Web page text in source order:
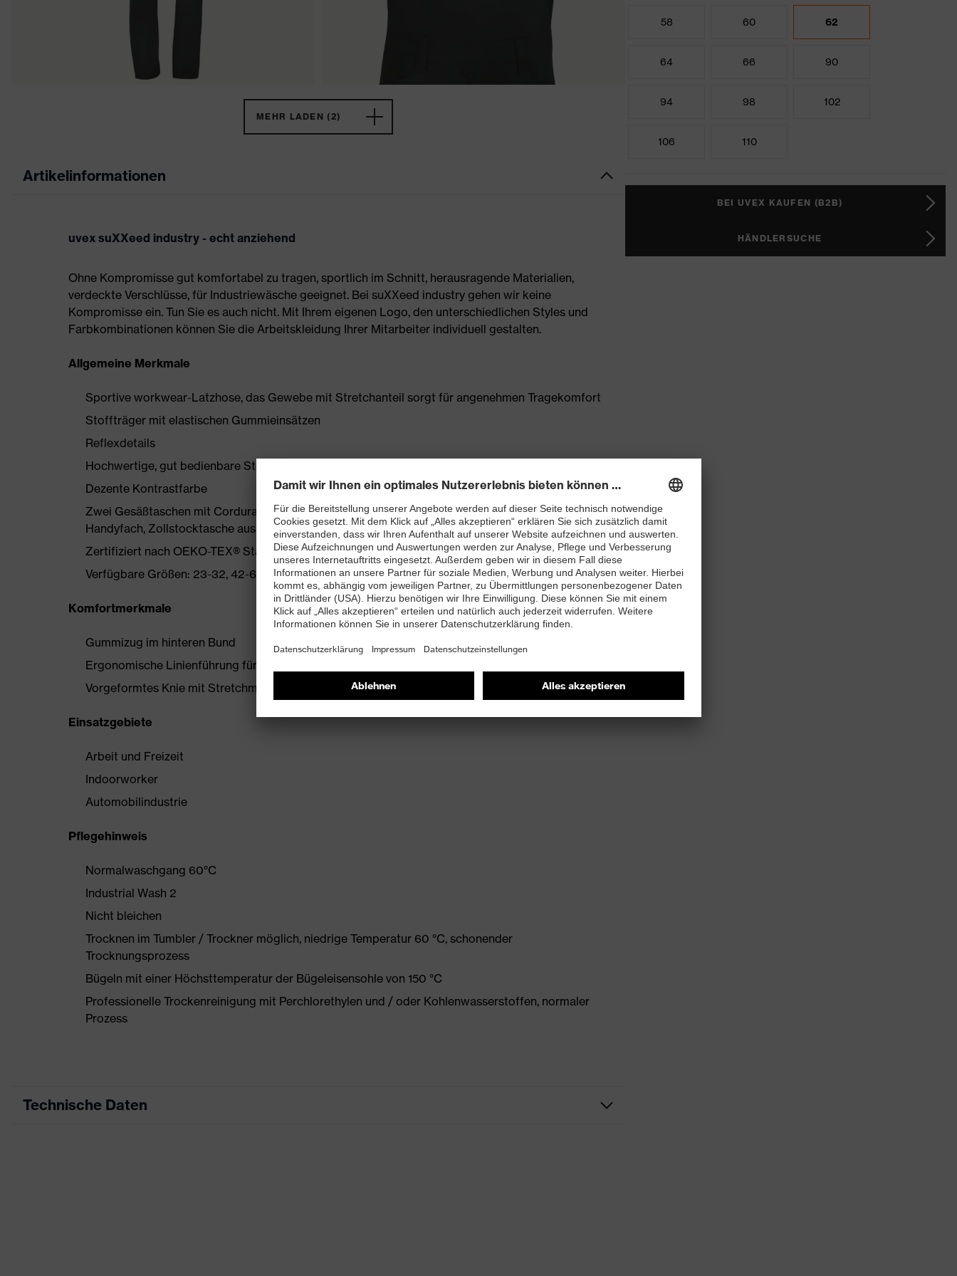
MEHR LADEN (2)
Artikelinformationen
uvex suXXeed industry - echt anziehend
Ohne Kompromisse gut komfortabel zu tragen, sportlich im Schnitt, herausragende Materialien,
verdeckte Verschlüsse, für Industriewäsche geeignet. Bei suXXeed industry gehen wir keine
Kompromisse ein. Tun Sie es auch nicht. Mit Ihrem eigenen Logo, den unterschiedlichen Styles und
Farbkombinationen können Sie die Arbeitskleidung Ihrer Mitarbeiter individuell gestalten.
Allgemeine Merkmale
Sportive workwear-Latzhose, das Gewebe mit Stretchanteil sorgt für angenehmen Tragekomfort
Stoffträger mit elastischen Gummieinsätzen
Reflexdetails
Hochwertige, gut bedienbare Steckschließen
Dezente Kontrastfarbe
Zwei Gesäßtaschen mit Cordura verstärkt, Schenkeltasche mit hohem Volumen und integriertem
Handyfach, Zollstocktasche aus Cordura, Latztasche
Zertifiziert nach OEKO-TEX® Standard 100
Verfügbare Größen: 23-32, 42-66, 90-110
Komfortmerkmale
Gummizug im hinteren Bund
Ergonomische Linienführung für mehr Bewegungsfreiheit
Vorgeformtes Knie mit Stretchmaterial
Einsatzgebiete
Arbeit und Freizeit
Indoorworker
Automobilindustrie
Pflegehinweis
Normalwaschgang 60°C
Industrial Wash 2
Nicht bleichen
Trocknen im Tumbler / Trockner möglich, niedrige Temperatur 60 °C, schonender
Trocknungsprozess
Bügeln mit einer Höchsttemperatur der Bügeleisensohle von 150 °C
Professionelle Trockenreinigung mit Perchlorethylen und / oder Kohlenwasserstoffen, normaler
Prozess
Technische Daten
58 60 62
64 66 90
94 98 102
106 110
BEI UVEX KAUFEN (B2B)
HÄNDLERSUCHE